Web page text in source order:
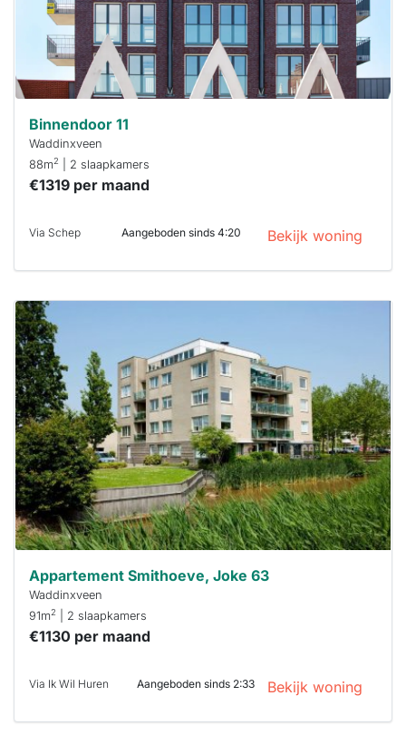
je hierbij!
Binnendoor 11
Waddinxveen
88m2 | 2 slaapkamers
€1319 per maand
Via Schep Aangeboden sinds 4:20 Bekijk woning
waarschijnlijk
al verhuurd
Om kans te
maken moet je
binnen 15
minuten
reageren.
Stekkies helpt
je hierbij!
Appartement Smithoeve, Joke 63
Waddinxveen
91m2 | 2 slaapkamers
€1130 per maand
Via Ik Wil Huren Aangeboden sinds 2:33 Bekijk woning